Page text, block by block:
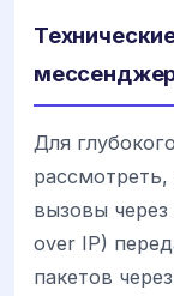
Для
вызовы через
over IP)
пакетов